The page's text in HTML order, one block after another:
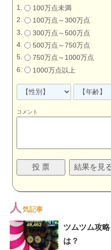
100万点未満
100万点～300万点
300万点～500万点
500万点～750万点
750万点～1000万点
1000万点以上
コメント
人 気記事
ツムツム攻
は？